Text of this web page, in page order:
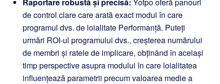
de control clare care arată exact modul în care
programul dvs. de loialitate Performanță. Puteți
urmări ROI-ul programului dvs., creșterea numărului
de membri și ratele de implicare, obținând în același
timp perspective asupra modului în care loialitatea
influențează parametrii precum valoarea medie a